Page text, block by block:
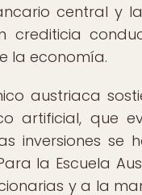
central y
crediticia
la economía.
austriaca
artificial, que
inversiones se
la Escuela
y a la